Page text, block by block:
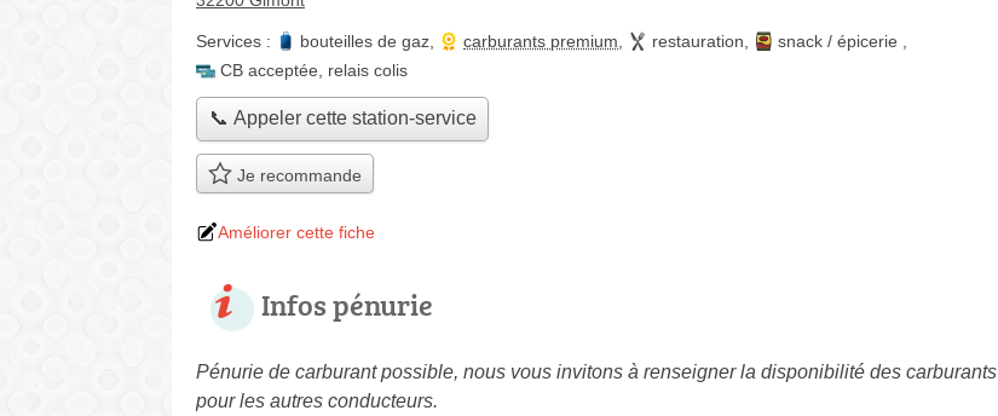
Services : bouteilles de gaz carburants premium restauration snack / épicerie
CB acceptée
relais colis
📞 Appeler cette station-service
Je recommande
Améliorer cette fiche
Infos pénurie
Pénurie de carburant possible, nous vous invitons à renseigner la disponibilité des carburants
pour les autres conducteurs.